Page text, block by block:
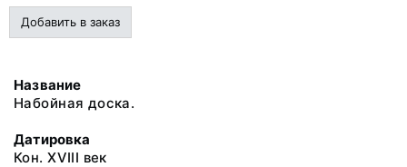
Добавить в заказ
Название
Набойная доска.
Датировка
Кон. XVIII век